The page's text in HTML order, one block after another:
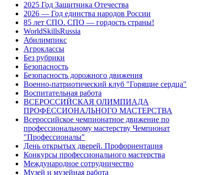
2025 Год Защитника Отечества
2026 — Год единства народов России
85 лет СПО. СПО — гордость страны!
WorldSkillsRussia
Абилимпикс
Агроклассы
Без рубрики
Безопасность
Безопасность дорожного движения
Военно-патриотический клуб "Горящие сердца"
Воспитательная работа
ВСЕРОССИЙСКАЯ ОЛИМПИАДА
ПРОФЕССИОНАЛЬНОГО МАСТЕРСТВА
Всероссийское чемпионатное движение по
профессиональному мастерству Чемпионат
"Профессионалы"
День открытых дверей. Профориентация
Конкурсы профессионального мастерства
Международное сотрудничество
Музей и музейная работа